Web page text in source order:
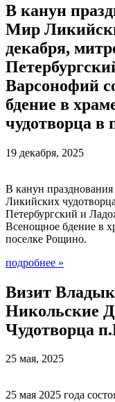
В канун
Мир
декабря,
Варсонофий
бдение в
чудотворца в
19 декабря, 2025
В канун
Ликийских
Петербургский и
Всенощное бдение в
поселке Рощино.
подробнее »
Визит
Никольские
Чудотворца
25 мая, 2025
25 мая 2025 года